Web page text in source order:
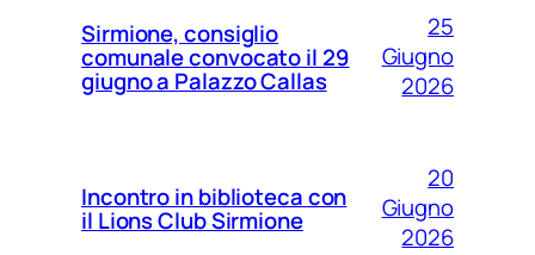
Sirmione, consiglio
comunale convocato il 29
giugno a Palazzo Callas
25
Giugno
2026
Incontro in biblioteca con
il Lions Club Sirmione
20
Giugno
2026